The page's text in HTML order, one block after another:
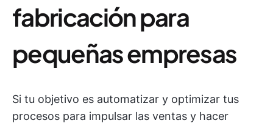
fabricación para
pequeñas empresas
Si tu objetivo es automatizar y optimizar tus
procesos para impulsar las ventas y hacer